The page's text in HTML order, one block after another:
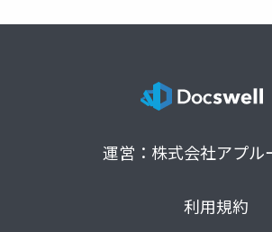
運営：株式会社アプル
利用規約